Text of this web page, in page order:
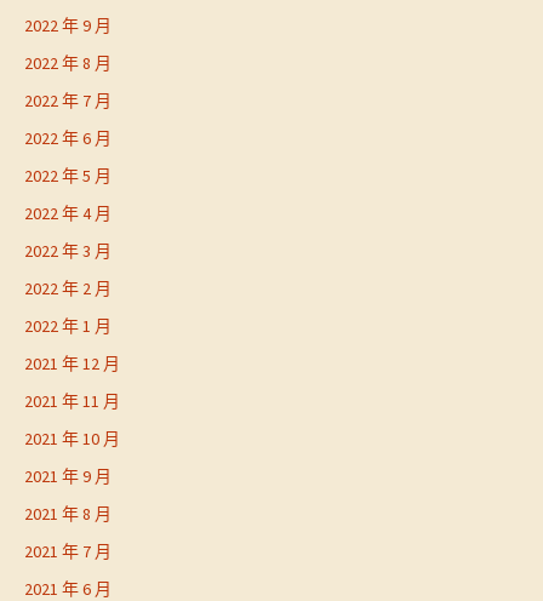
2022 年 9 月
2022 年 8 月
2022 年 7 月
2022 年 6 月
2022 年 5 月
2022 年 4 月
2022 年 3 月
2022 年 2 月
2022 年 1 月
2021 年 12 月
2021 年 11 月
2021 年 10 月
2021 年 9 月
2021 年 8 月
2021 年 7 月
2021 年 6 月